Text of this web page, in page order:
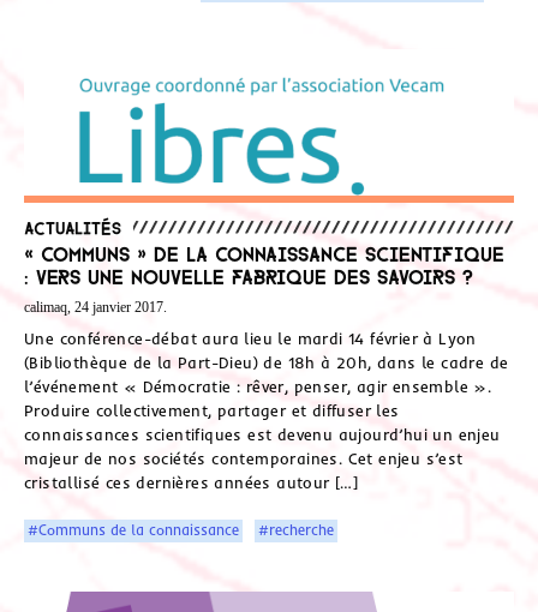
Actualités
« Communs » de la connaissance scientifique
: vers une nouvelle fabrique des savoirs ?
calimaq, 24 janvier 2017.
Une conférence-débat aura lieu le mardi 14 février à Lyon
(Bibliothèque de la Part-Dieu) de 18h à 20h, dans le cadre de
l’événement « Démocratie : rêver, penser, agir ensemble ».
Produire collectivement, partager et diffuser les
connaissances scientifiques est devenu aujourd’hui un enjeu
majeur de nos sociétés contemporaines. Cet enjeu s’est
cristallisé ces dernières années autour […]
#Communs de la connaissance #recherche